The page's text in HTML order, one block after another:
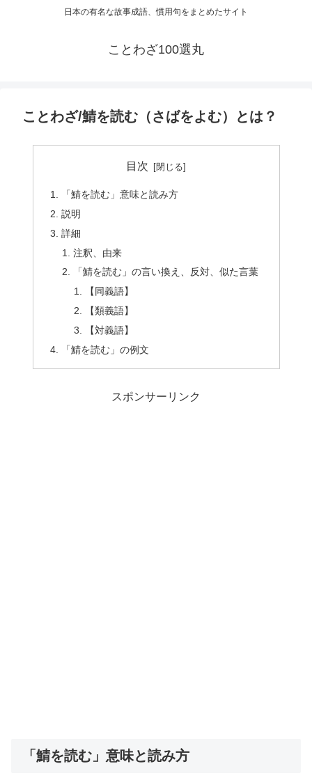
日本の有名な故事成語、慣用句をまとめたサイト
ことわざ100選丸
ことわざ/鯖を読む（さばをよむ）とは？
目次
「鯖を読む」意味と読み方
説明
詳細
注釈、由来
「鯖を読む」の言い換え、反対、似た言葉
【同義語】
【類義語】
【対義語】
「鯖を読む」の例文
スポンサーリンク
「鯖を読む」意味と読み方